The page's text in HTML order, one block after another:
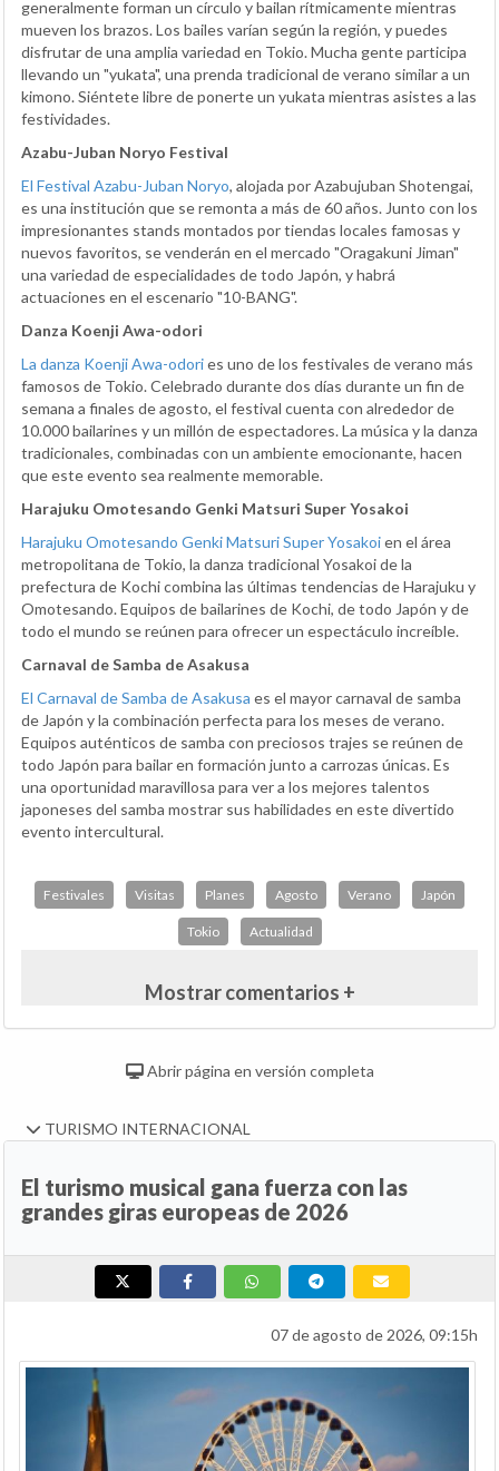
generalmente forman un círculo y bailan rítmicamente mientras
mueven los brazos. Los bailes varían según la región, y puedes
disfrutar de una amplia variedad en Tokio. Mucha gente participa
llevando un "yukata", una prenda tradicional de verano similar a un
kimono. Siéntete libre de ponerte un yukata mientras asistes a las
festividades.
Azabu-Juban Noryo Festival
El Festival Azabu-Juban Noryo, alojada por Azabujuban Shotengai,
es una institución que se remonta a más de 60 años. Junto con los
impresionantes stands montados por tiendas locales famosas y
nuevos favoritos, se venderán en el mercado "Oragakuni Jiman"
una variedad de especialidades de todo Japón, y habrá
actuaciones en el escenario "10-BANG".
Danza Koenji Awa-odori
La danza Koenji Awa-odories uno de los festivales de verano más
famosos de Tokio. Celebrado durante dos días durante un fin de
semana a finales de agosto, el festival cuenta con alrededor de
10.000 bailarines y un millón de espectadores. La música y la danza
tradicionales, combinadas con un ambiente emocionante, hacen
que este evento sea realmente memorable.
Harajuku Omotesando Genki Matsuri Super Yosakoi
Harajuku Omotesando Genki Matsuri Super Yosakoien el área
metropolitana de Tokio, la danza tradicional Yosakoi de la
prefectura de Kochi combina las últimas tendencias de Harajuku y
Omotesando. Equipos de bailarines de Kochi, de todo Japón y de
todo el mundo se reúnen para ofrecer un espectáculo increíble.
Carnaval de Samba de Asakusa
El Carnaval de Samba de Asakusa es el mayor carnaval de samba
de Japón y la combinación perfecta para los meses de verano.
Equipos auténticos de samba con preciosos trajes se reúnen de
todo Japón para bailar en formación junto a carrozas únicas. Es
una oportunidad maravillosa para ver a los mejores talentos
japoneses del samba mostrar sus habilidades en este divertido
evento intercultural.
Festivales Visitas Planes Agosto Verano Japón
Tokio Actualidad
Mostrar comentarios +
Abrir página en versión completa
TURISMO INTERNACIONAL
El turismo musical gana fuerza con las
grandes giras europeas de 2026
07 de agosto de 2026, 09:15h